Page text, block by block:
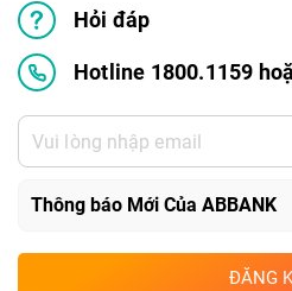
Hỏi đáp
Hotline 1800.1159
ĐĂNG